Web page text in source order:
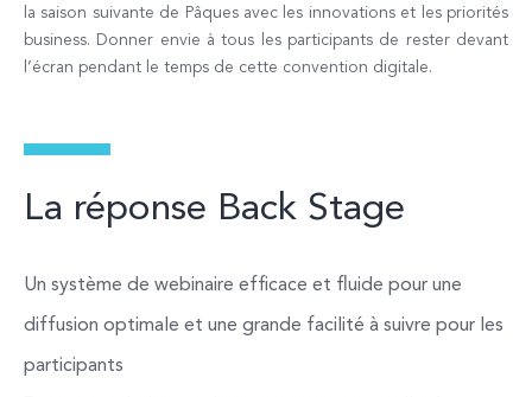
la saison suivante de Pâques avec les innovations et les priorités
business. Donner envie à tous les participants de rester devant
l’écran pendant le temps de cette convention digitale.
La réponse Back Stage
Un système de webinaire efficace et fluide pour une
diffusion optimale et une grande facilité à suivre pour les
participants